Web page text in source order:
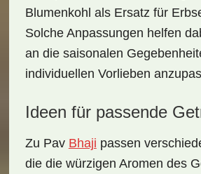
Blumenkohl als Ersatz für
Solche Anpassungen helfen
an die saisonalen
individuellen Vorlieben
Ideen für passende
Zu Pav Bhaji passen
die die würzigen Aromen des